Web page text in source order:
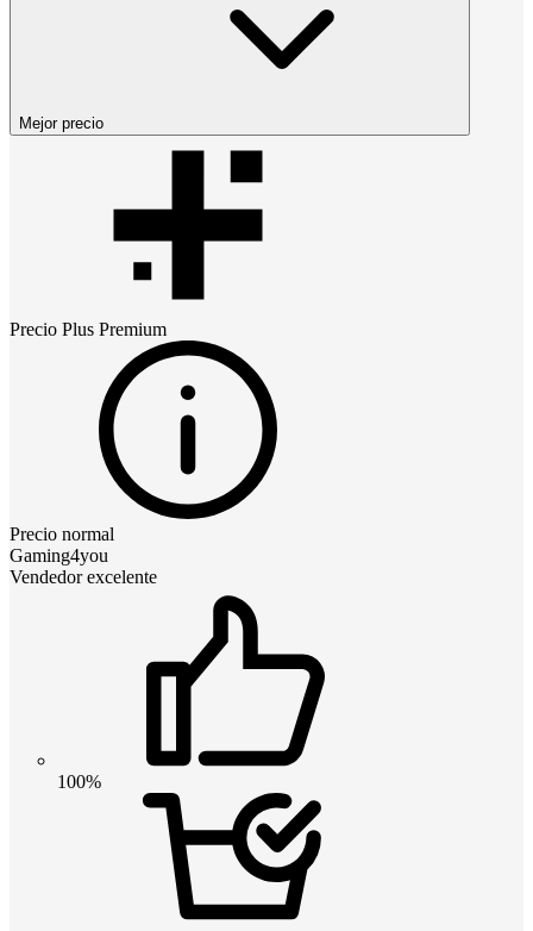
Mejor precio
Precio Plus Premium
Precio normal
Gaming4you
Vendedor excelente
100%